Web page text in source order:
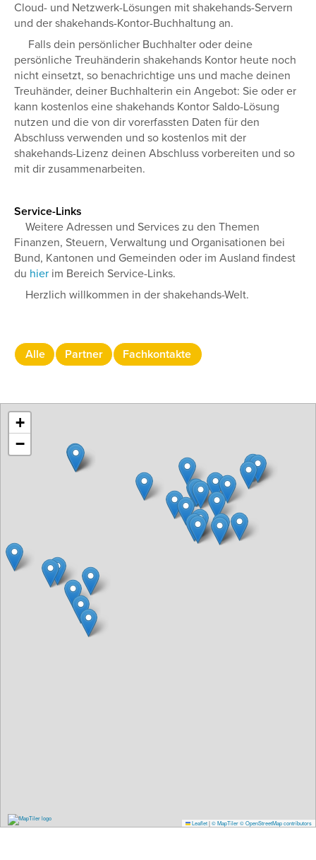
Cloud- und Netzwerk-Lösungen mit shakehands-Servern
und der shakehands-Kontor-Buchhaltung an.
Falls dein persönlicher Buchhalter oder deine
persönliche Treuhänderin shakehands Kontor heute noch
nicht einsetzt, so benachrichtige uns und mache deinen
Treuhänder, deiner Buchhalterin ein Angebot: Sie oder er
kann kostenlos eine shakehands Kontor Saldo-Lösung
nutzen und die von dir vorerfassten Daten für den
Abschluss verwenden und so kostenlos mit der
shakehands-Lizenz deinen Abschluss vorbereiten und so
mit dir zusammenarbeiten.
Service-Links
Weitere Adressen und Services zu den Themen
Finanzen, Steuern, Verwaltung und Organisationen bei
Bund, Kantonen und Gemeinden oder im Ausland findest
du hier im Bereich Service-Links.
Herzlich willkommen in der shakehands-Welt.
Alle Partner Fachkontakte
+
−
Leaflet|© MapTiler© OpenStreetMap contributors